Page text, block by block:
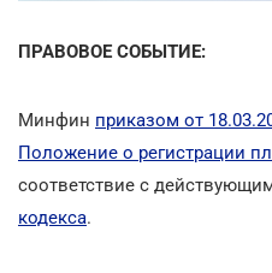
ПРАВОВОЕ СОБЫТИЕ:
Минфин приказом от
Положение о регистрации
соответствие с
кодекса.